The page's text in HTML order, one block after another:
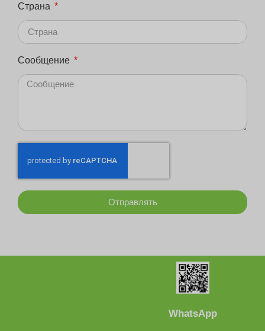
Страна
Сообщение
Отправлять
WhatsApp